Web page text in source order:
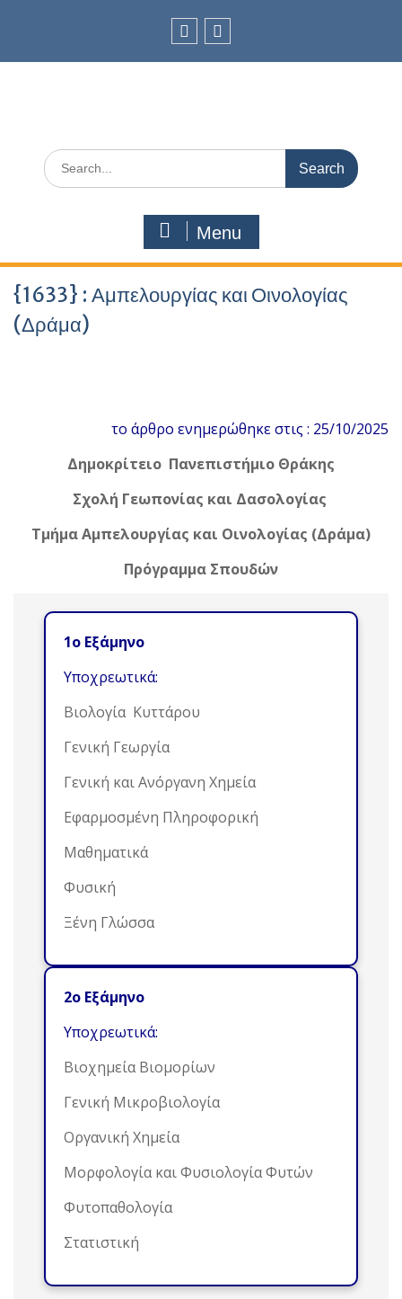
Search
for:
Menu
{1633} : Αμπελουργίας και Οινολογίας
(Δράμα)
το άρθρο ενημερώθηκε στις : 25/10/2025
Δημοκρίτειο Πανεπιστήμιο Θράκης
Σχολή Γεωπονίας και Δασολογίας
Τμήμα Αμπελουργίας και Οινολογίας (Δράμα)
Πρόγραμμα Σπουδών
1ο Εξάμηνο
Υποχρεωτικά:
Βιολογία Κυττάρου
Γενική Γεωργία
Γενική και Ανόργανη Χημεία
Εφαρμοσμένη Πληροφορική
Μαθηματικά
Φυσική
Ξένη Γλώσσα
2ο Εξάμηνο
Υποχρεωτικά:
Βιοχημεία Βιομορίων
Γενική Μικροβιολογία
Οργανική Χημεία
Μορφολογία και Φυσιολογία Φυτών
Φυτοπαθολογία
Στατιστική